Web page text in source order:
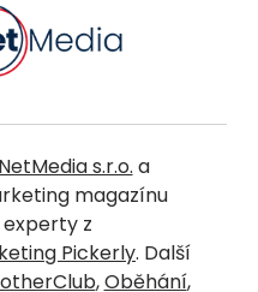
s.r.o. a
magazínu
z
Pickerly. Další
,Oběhání,